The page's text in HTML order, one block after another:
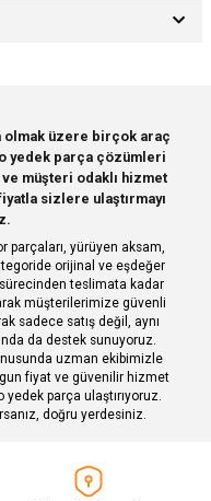
ve diğer konularda
kullanarak tarafımıza
olmak üzere birçok araç
yedek parça çözümleri
müşteri odaklı hizmet
sizlere ulaştırmayı
parçaları, yürüyen aksam,
orijinal ve eşdeğer
teslimata kadar
müşterilerimize güvenli
sadece satış değil, aynı
da destek sunuyoruz.
uzman ekibimizle
fiyat ve güvenilir hizmet
yedek parça ulaştırıyoruz.
doğru yerdesiniz.